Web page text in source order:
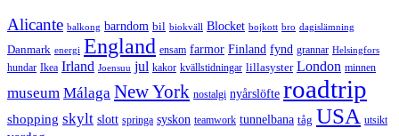
Alicante balkong barndom bil biokväll Blocket bojkott bro dagislämning
Danmark energi England ensam farmor Finland fynd grannar Helsingfors
hundar Ikea Irland Joensuu jul kakor kvällstidningar lillasyster London minnen
museum Málaga New York nostalgi nyårslöfte roadtrip
shopping skylt slott springa syskon teamwork tunnelbana tåg USA utsikt